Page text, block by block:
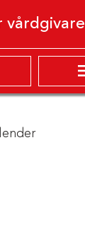
vårdgivare